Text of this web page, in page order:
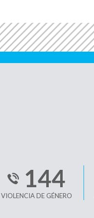
144
VIOLENCIA DE GÉNERO